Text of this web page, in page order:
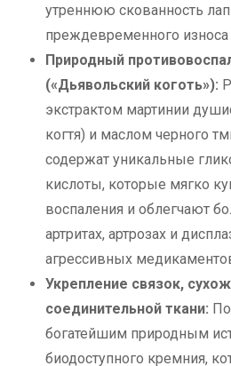
утреннюю скованность
преждевременного износа
Природный
(«Дьявольский коготь»):
экстрактом мартинии
когтя) и маслом черного
содержат уникальные
кислоты, которые мягко
воспаления и облегчают
артритах, артрозах и
агрессивных
Укрепление связок,
соединительной ткани:
богатейшим природным
биодоступного кремния,